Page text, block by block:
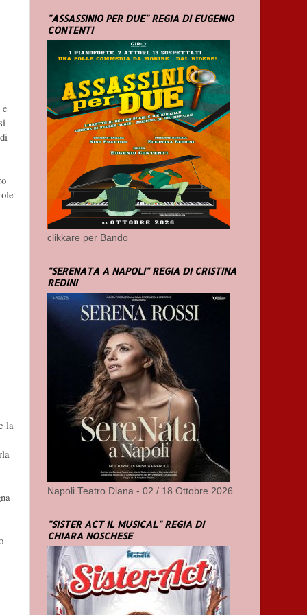
la
"ASSASSINIO PER DUE" REGIA DI EUGENIO
CONTENTI
clikkare per Bando
"SERENATA A NAPOLI" REGIA DI CRISTINA
REDINI
Napoli Teatro Diana - 02 / 18 Ottobre 2026
"SISTER ACT IL MUSICAL" REGIA DI
CHIARA NOSCHESE